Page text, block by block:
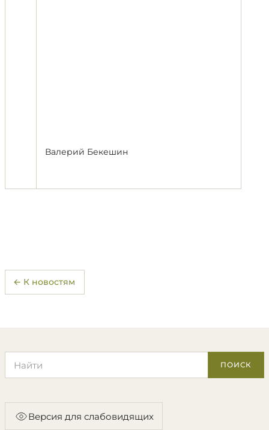
Валерий Бекешин
← К новостям
ПОИСК
Версия для слабовидящих